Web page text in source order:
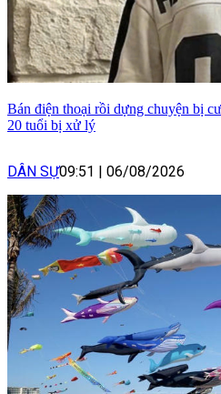
Bán điện thoại rồi dựng chuyện bị
20 tuổi bị xử lý
DÂN SỰ09:51 | 06/08/2026